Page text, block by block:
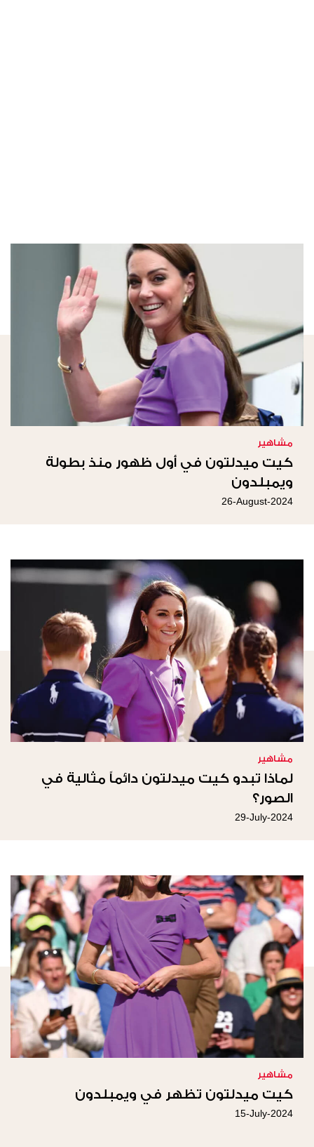
مشاهير
كيت ميدلتون في أول ظهور منذ بطولة
ويمبلدون
26-August-2024
مشاهير
لماذا تبدو كيت ميدلتون دائماً مثالية في
الصور؟
29-July-2024
مشاهير
كيت ميدلتون تظهر في ويمبلدون
15-July-2024